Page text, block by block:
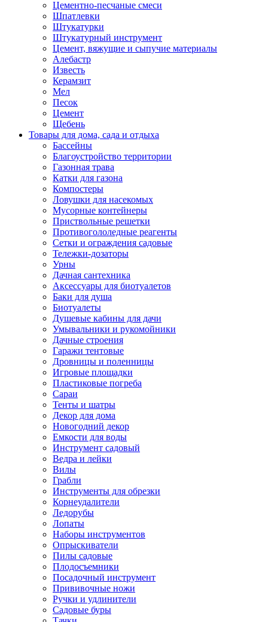
Цементно-песчаные смеси
Шпатлевки
Штукатурки
Штукатурный инструмент
Цемент, вяжущие и сыпучие материалы
Алебастр
Известь
Керамзит
Мел
Песок
Цемент
Щебень
Товары для дома, сада и отдыха
Бассейны
Благоустройство территории
Газонная трава
Катки для газона
Компостеры
Ловушки для насекомых
Мусорные контейнеры
Приствольные решетки
Противогололедные реагенты
Сетки и ограждения садовые
Тележки-дозаторы
Урны
Дачная сантехника
Аксессуары для биотуалетов
Баки для душа
Биотуалеты
Душевые кабины для дачи
Умывальники и рукомойники
Дачные строения
Гаражи тентовые
Дровницы и поленницы
Игровые площадки
Пластиковые погреба
Сараи
Тенты и шатры
Декор для дома
Новогодний декор
Емкости для воды
Инструмент садовый
Ведра и лейки
Вилы
Грабли
Инструменты для обрезки
Корнеудалители
Ледорубы
Лопаты
Наборы инструментов
Опрыскиватели
Пилы садовые
Плодосъемники
Посадочный инструмент
Прививочные ножи
Ручки и удлинители
Садовые буры